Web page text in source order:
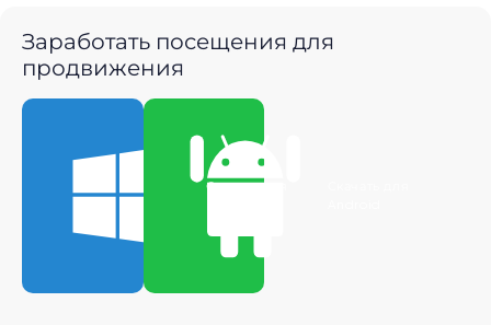
Заработать посещения для
продвижения
Скачать для